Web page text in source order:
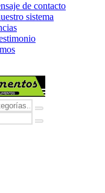
de contacto
sistema